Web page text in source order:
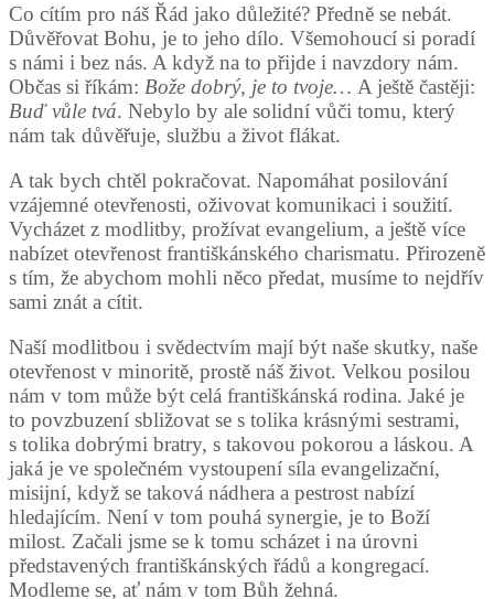
Co cítím pro náš Řád jako důležité? Předně se nebát.
Důvěřovat Bohu, je to jeho dílo. Všemohoucí si poradí
s námi i bez nás. A když na to přijde i navzdory nám.
Občas si říkám: Bože dobrý, je to tvoje… A ještě častěji:
Buď vůle tvá. Nebylo by ale solidní vůči tomu, který
nám tak důvěřuje, službu a život flákat.
A tak bych chtěl pokračovat. Napomáhat posilování
vzájemné otevřenosti, oživovat komunikaci i soužití.
Vycházet z modlitby, prožívat evangelium, a ještě více
nabízet otevřenost františkánského charismatu. Přirozeně
s tím, že abychom mohli něco předat, musíme to nejdřív
sami znát a cítit.
Naší modlitbou i svědectvím mají být naše skutky, naše
otevřenost v minoritě, prostě náš život. Velkou posilou
nám v tom může být celá františkánská rodina. Jaké je
to povzbuzení sbližovat se s tolika krásnými sestrami,
s tolika dobrými bratry, s takovou pokorou a láskou. A
jaká je ve společném vystoupení síla evangelizační,
misijní, když se taková nádhera a pestrost nabízí
hledajícím. Není v tom pouhá synergie, je to Boží
milost. Začali jsme se k tomu scházet i na úrovni
představených františkánských řádů a kongregací.
Modleme se, ať nám v tom Bůh žehná.